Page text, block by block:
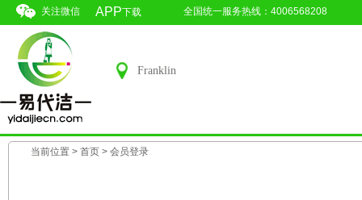
关注微信 APP下载 全国统一服务热线：4006568208
Franklin
当前位置 > 首页> 会员登录